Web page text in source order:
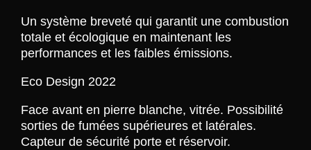
Un système breveté qui garantit une combustion
totale et écologique en maintenant les
performances et les faibles émissions.
Eco Design 2022
Face avant en pierre blanche, vitrée. Possibilité
sorties de fumées supérieures et latérales.
Capteur de sécurité porte et réservoir.